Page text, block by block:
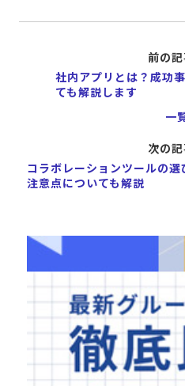
前の
社内アプリとは？成功
ても解説します
一
次の
コラボレーションツールの
注意点についても解説